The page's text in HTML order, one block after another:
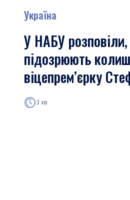
Україна
У НАБУ
підозрюють
віцепрем’єрку
3 хв